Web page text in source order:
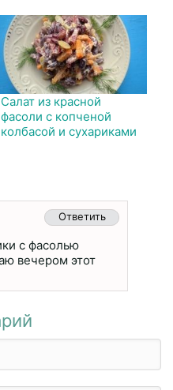
Салат из красной
фасоли с копченой
колбасой и сухариками
Ответить
с фасолью
вечером этот